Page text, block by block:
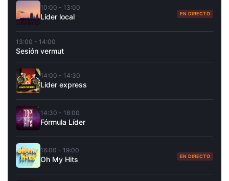
10:00 - 13:00
Líder local EN DIRECTO
13:00 - 14:00
Sesión vermut
14:00 - 14:30
Líder express
14:30 - 16:00
Fórmula Líder
16:00 - 19:00
Oh My Hits EN DIRECTO